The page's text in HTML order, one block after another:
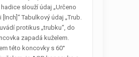
slouží údaj „Určeno
[Inch]“ Tabulkový údaj „Trub.
protikus „trubku“, do
zapadá kuželem.
této koncovky s 60°